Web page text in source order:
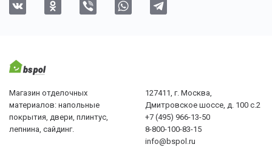
Магазин отделочных
материалов: напольные
покрытия, двери, плинтус,
лепнина, сайдинг.
127411, г. Москва,
Дмитровское шоссе, д. 100 с.2
+7 (495) 966-13-50
8-800-100-83-15
info@bspol.ru